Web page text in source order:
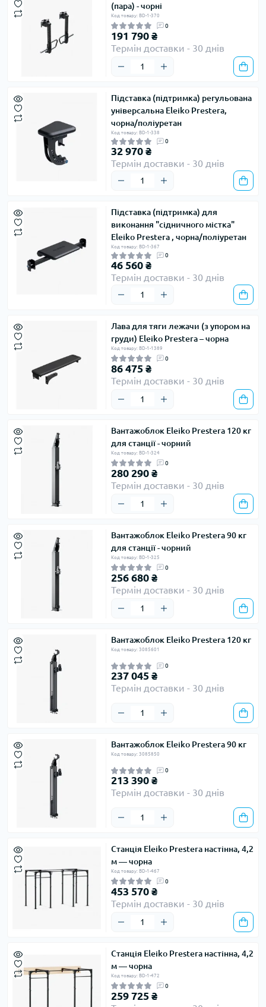
(пара) - чорні
Код товару: BD-1-370
0
191 790 ₴
Термін доставки - 30 днів
Підставка (підтримка) регульована
універсальна Eleiko Prestera,
чорна/поліуретан
Код товару: BD-1-338
0
32 970 ₴
Термін доставки - 30 днів
Підставка (підтримка) для
виконання "сідничного містка"
Eleiko Prestera , чорна/поліуретан
Код товару: BD-1-367
0
46 560 ₴
Термін доставки - 30 днів
Лава для тяги лежачи (з упором на
груди) Eleiko Prestera – чорна
Код товару: BD-1-1389
0
86 475 ₴
Термін доставки - 30 днів
Вантажоблок Eleiko Prestera 120 кг
для станції - чорний
Код товару: BD-1-324
0
280 290 ₴
Термін доставки - 30 днів
Вантажоблок Eleiko Prestera 90 кг
для станції - чорний
Код товару: BD-1-325
0
256 680 ₴
Термін доставки - 30 днів
Вантажоблок Eleiko Prestera 120 кг
Код товару: 3085601
0
237 045 ₴
Термін доставки - 30 днів
Вантажоблок Eleiko Prestera 90 кг
Код товару: 3085850
0
213 390 ₴
Термін доставки - 30 днів
Станція Eleiko Prestera настінна, 4,2
м — чорна
Код товару: BD-1-467
0
453 570 ₴
Термін доставки - 30 днів
Станція Eleiko Prestera настінна, 4,2
м — чорна
Код товару: BD-1-472
0
259 725 ₴